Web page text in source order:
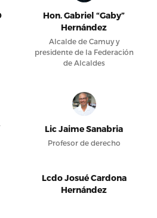
Hon. Gabriel “Gaby”
Hernández
Alcalde de Camuy y
presidente de la Federación
de Alcaldes
Lic Jaime Sanabria
Profesor de derecho
Lcdo Josué Cardona
Hernández